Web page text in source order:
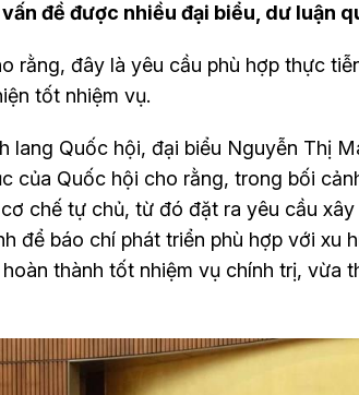
đề được nhiều đại biểu, dư luận
rằng, đây là yêu cầu phù hợp thực
tốt nhiệm vụ.
lang Quốc hội, đại biểu Nguyễn Thị
của Quốc hội cho rằng, trong bối
chế tự chủ, từ đó đặt ra yêu cầu
để báo chí phát triển phù hợp với xu
thành tốt nhiệm vụ chính trị, vừa